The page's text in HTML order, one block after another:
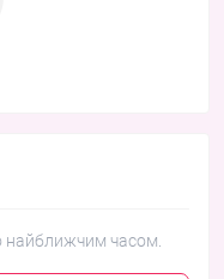
найближчим часом.